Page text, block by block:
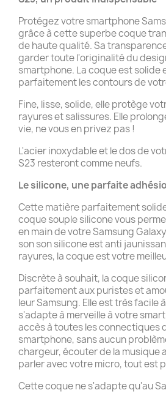
Protégez votre smartphone
grâce à cette superbe coque
de haute qualité. Sa
garder toute l'originalité du
smartphone. La coque est solide
parfaitement les contours de
Fine, lisse, solide, elle protège
rayures et salissures. Elle
vie, ne vous en privez pas !
L'acier inoxydable et le dos de
S23 resteront comme neufs.
Le silicone, une parfaite
Cette matière parfaitement
coque souple silicone vous
en main de votre Samsung
son son silicone est anti
rayures, la coque est votre
Discrète à souhait, la coque
parfaitement aux puristes et
leur Samsung. Elle est très facile
s'adapte à merveille à votre
accès à toutes les connectiques
smartphone, sans aucun
chargeur, écouter de la musique
parler avec votre micro, tout est
Cette coque ne s'adapte qu'au